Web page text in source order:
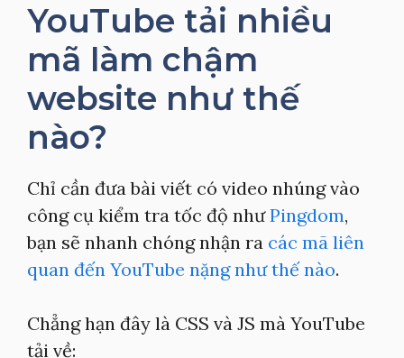
YouTube tải nhiều
mã làm chậm
website như thế
nào?
Chỉ cần đưa bài viết có video nhúng vào
công cụ kiểm tra tốc độ nhưPingdom,
bạn sẽ nhanh chóng nhận ra các mã liên
quan đến YouTube nặng như thế nào.
Chẳng hạn đây là CSS và JS mà YouTube
tải về: